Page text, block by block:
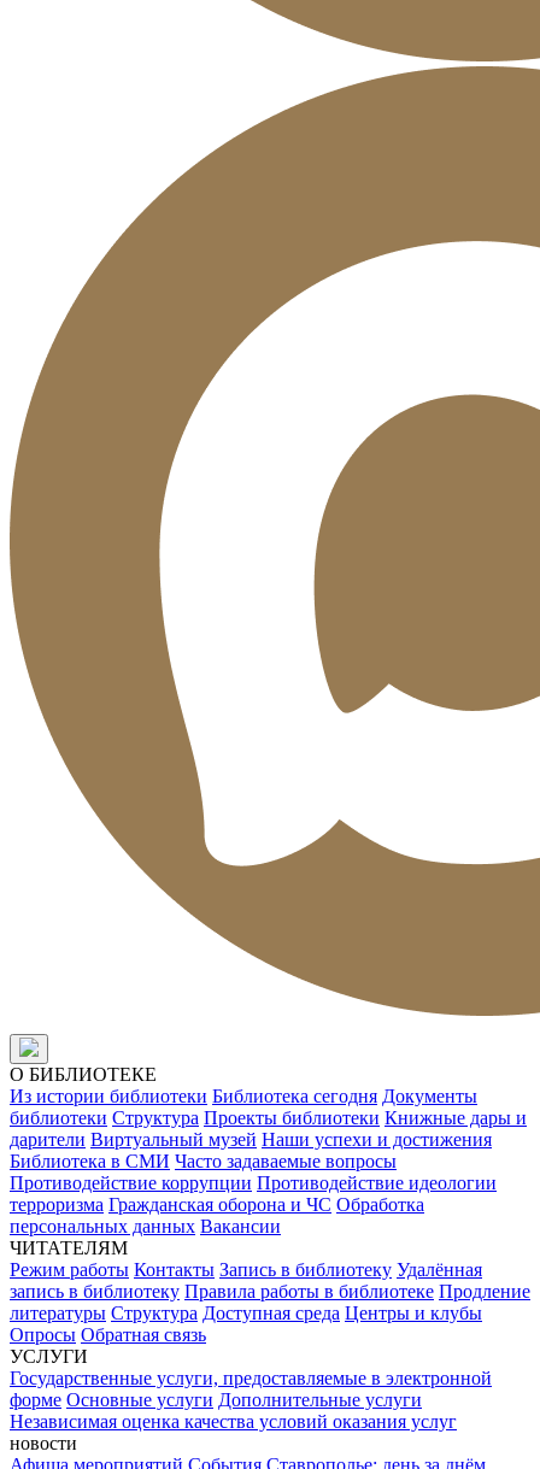
О БИБЛИОТЕКЕ
Из истории библиотеки Библиотека сегодня Документы
библиотеки Структура Проекты библиотеки Книжные дары и
дарители Виртуальный музей Наши успехи и достижения
Библиотека в СМИ Часто задаваемые вопросы
Противодействие коррупции Противодействие идеологии
терроризма Гражданская оборона и ЧС Обработка
персональных данных Вакансии
ЧИТАТЕЛЯМ
Режим работы Контакты Запись в библиотеку Удалённая
запись в библиотеку Правила работы в библиотеке Продление
литературы Структура Доступная среда Центры и клубы
Опросы Обратная связь
УСЛУГИ
Государственные услуги, предоставляемые в электронной
форме Основные услуги Дополнительные услуги
Независимая оценка качества условий оказания услуг
новости
Афиша мероприятий События Ставрополье: день за днём